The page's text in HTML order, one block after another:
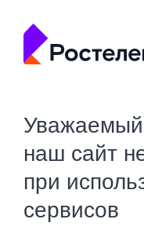
Уважаемый
наш сайт
при
сервисов